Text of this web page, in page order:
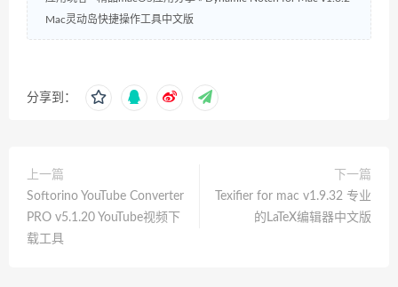
Mac灵动岛快捷操作工具中文版
分享到：
上一篇
Softorino YouTube Converter
PRO v5.1.20 YouTube视频下
载工具
下一篇
Texifier for mac v1.9.32 专业
的LaTeX编辑器中文版